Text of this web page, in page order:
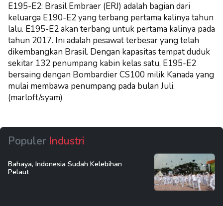
E195-E2: Brasil Embraer (ERJ) adalah bagian dari
keluarga E190-E2 yang terbang pertama kalinya tahun
lalu. E195-E2 akan terbang untuk pertama kalinya pada
tahun 2017. Ini adalah pesawat terbesar yang telah
dikembangkan Brasil. Dengan kapasitas tempat duduk
sekitar 132 penumpang kabin kelas satu, E195-E2
bersaing dengan Bombardier CS100 milik Kanada yang
mulai membawa penumpang pada bulan Juli.
(marloft/syam)
Populer Industri
Bahaya, Indonesia Sudah Kelebihan
Pelaut